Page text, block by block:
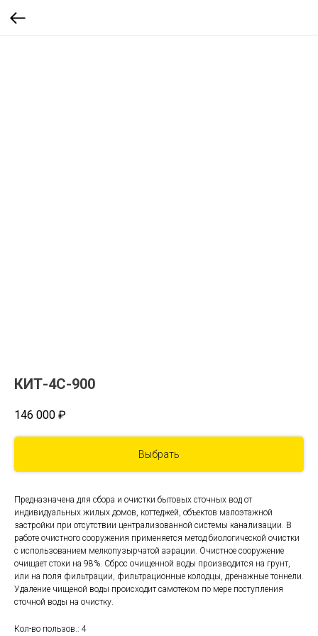
КИТ-4С-900
146 000 ₽
Выбрать
Предназначена для сбора и очистки бытовых сточных вод от
индивидуальных жилых домов, коттеджей, объектов малоэтажной
застройки при отсутствии централизованной системы канализации. В
работе очистного сооружения применяется метод биологической очистки
с использованием мелкопузырчатой аэрации. Очистное сооружение
очищает стоки на 98%. Сброс очищенной воды производится на грунт,
или на поля фильтрации, фильтрационные колодцы, дренажные тоннели.
Удаление чищеной воды происходит самотеком по мере поступления
сточной воды на очистку.
Кол-во пользов.: 4